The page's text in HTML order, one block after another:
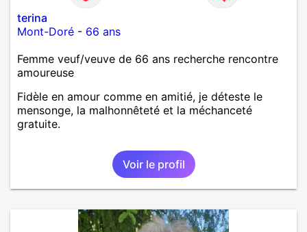
terina
Mont-Doré - 66 ans
Femme veuf/veuve de 66 ans recherche rencontre
amoureuse
Fidèle en amour comme en amitié, je déteste le
mensonge, la malhonnêteté et la méchanceté
gratuite.
Voir le profil